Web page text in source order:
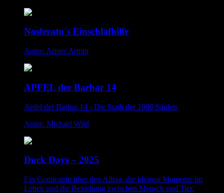
Nosferatu´s Einschlafhilfe
Autor: Armer Armin
APFEL der Barbar 14
Apfel der Barbar 14 - Die Stadt der 1000 Säulen
Autor: Michael Wild
Duck Days – 2025
Ein Comicstrip über den Alltag, die kleinen Momente im
Leben und die Beziehung zwischen Mensch und Tier.